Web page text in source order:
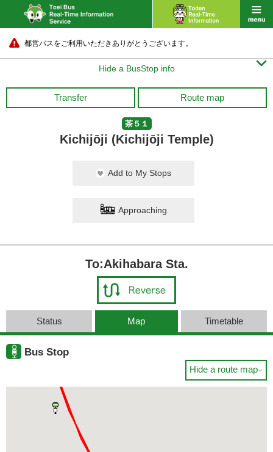
都営バスをご利用いただきありがとうございます。
Hide a BusStop info 
Transfer Route map
茶５１
Kichijōji (Kichijōji Temple)
Add to My Stops
Approaching
To:Akihabara Sta.
Status Map Timetable
Bus Stop
Hide a route map